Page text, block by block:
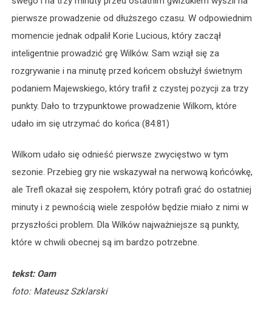
pierwsze prowadzenie od dłuższego czasu. W odpowiednim
momencie jednak odpalił Korie Lucious, który zaczął
inteligentnie prowadzić grę Wilków. Sam wziął się za
rozgrywanie i na minutę przed końcem obsłużył świetnym
podaniem Majewskiego, który trafił z czystej pozycji za trzy
punkty. Dało to trzypunktowe prowadzenie Wilkom, które
udało im się utrzymać do końca (84:81)
Wilkom udało się odnieść pierwsze zwycięstwo w tym
sezonie. Przebieg gry nie wskazywał na nerwową końcówkę,
ale Trefl okazał się zespołem, który potrafi grać do ostatniej
minuty i z pewnością wiele zespołów będzie miało z nimi w
przyszłości problem. Dla Wilków najważniejsze są punkty,
które w chwili obecnej są im bardzo potrzebne.
tekst: Oam
foto: Mateusz Szklarski